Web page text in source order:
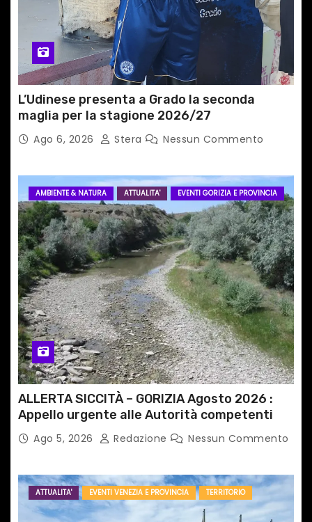
o
l
i
L’Udinese presenta a Grado la seconda
maglia per la stagione 2026/27
Ago 6, 2026 Stera Nessun Commento
AMBIENTE & NATURA ATTUALITA' EVENTI GORIZIA E PROVINCIA
ALLERTA SICCITÀ – GORIZIA Agosto 2026 :
Appello urgente alle Autorità competenti
Ago 5, 2026 Redazione Nessun Commento
ATTUALITA' EVENTI VENEZIA E PROVINCIA TERRITORIO